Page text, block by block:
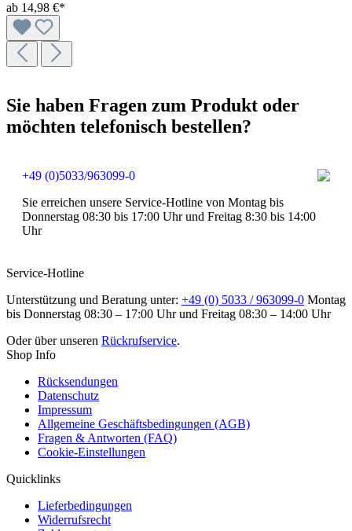
ab 14,98 €*
Sie haben Fragen zum Produkt oder
möchten telefonisch bestellen?
+49 (0)5033/963099-0
Sie erreichen unsere Service-Hotline von Montag bis
Donnerstag 08:30 bis 17:00 Uhr und Freitag 8:30 bis 14:00
Uhr
Service-Hotline
Unterstützung und Beratung unter: +49 (0) 5033 / 963099-0 Montag
bis Donnerstag 08:30 – 17:00 Uhr und Freitag 08:30 – 14:00 Uhr
Oder über unseren Rückrufservice.
Shop Info
Rücksendungen
Datenschutz
Impressum
Allgemeine Geschäftsbedingungen (AGB)
Fragen & Antworten (FAQ)
Cookie-Einstellungen
Quicklinks
Lieferbedingungen
Widerrufsrecht